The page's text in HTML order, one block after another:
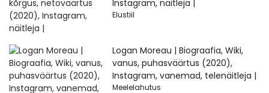
Instagram, näitleja |
Elustiil
Logan Moreau | Biograafia, Wiki,
vanus, puhasväärtus (2020),
Instagram, vanemad, telenäitleja |
Meelelahutus